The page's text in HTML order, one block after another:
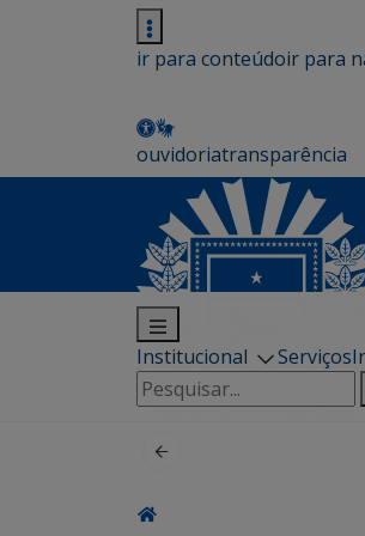
ir para conteúdoir para
ouvidoriatransparência
Institucional Serviços
Pesquisar
por: